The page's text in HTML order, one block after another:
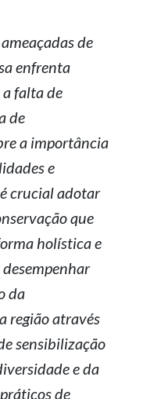
de
enfrenta
falta de
de
a importância
e
crucial adotar
que
holística e
da
região através
sensibilização
e da
de